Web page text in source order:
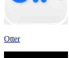
Otter